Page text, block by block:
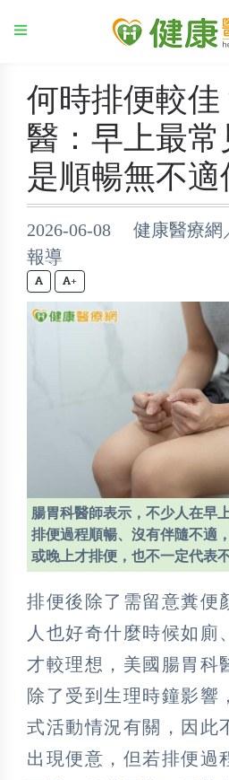
何時排便較佳
醫：早上最
是順暢無不
2026-06-08 健康醫療網
報導
+
腸胃科醫師表示，不少人在早
排便過程順暢、沒有伴隨不適
或晚上才排便，也不一定代表不
排便後除了需留意糞便
人也好奇什麼時候如廁
才較理想，美國腸胃科
除了受到生理時鐘影響
式活動情況有關，因此
出現便意，但若排便過